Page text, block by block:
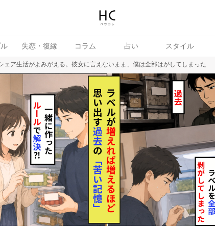
失恋・復縁 コラム 占い スタイル
婚活
ェア生活がよみがえる。彼女に言えないまま、僕は全部はがしてしまった